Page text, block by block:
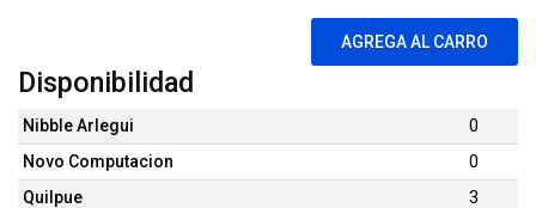
AGREGA AL CARRO
Disponibilidad
Nibble Arlegui
0
Novo Computacion
0
Quilpue
3